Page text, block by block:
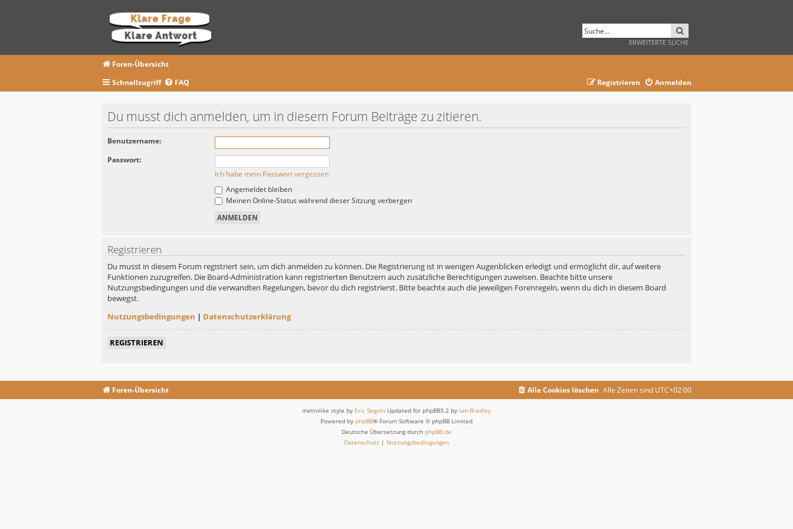
ERWEITERTE SUCHE
Foren-Übersicht
Schnellzugriff
FAQ Anmelden
Registrieren
Du musst dich anmelden, um in diesem Forum Beiträge zu zitieren.
Benutzername:
Passwort:
Ich habe mein Passwort vergessen
Angemeldet bleiben
Meinen Online-Status während dieser Sitzung verbergen
Registrieren
Du musst in diesem Forum registriert sein, um dich anmelden zu können. Die Registrierung ist in wenigen Augenblicken erledigt und ermöglicht dir, auf weitere
Funktionen zuzugreifen. Die Board-Administration kann registrierten Benutzern auch zusätzliche Berechtigungen zuweisen. Beachte bitte unsere
Nutzungsbedingungen und die verwandten Regelungen, bevor du dich registrierst. Bitte beachte auch die jeweiligen Forenregeln, wenn du dich in diesem Board
bewegst.
Nutzungsbedingungen | Datenschutzerklärung
REGISTRIEREN
Foren-Übersicht Alle Zeiten sind UTC+02:00
Alle Cookies löschen
metrolike style by Eric Seguin Updated for phpBB3.2 by Ian Bradley
Powered by phpBB® Forum Software © phpBB Limited
Deutsche Übersetzung durch phpBB.de
Datenschutz | Nutzungsbedingungen